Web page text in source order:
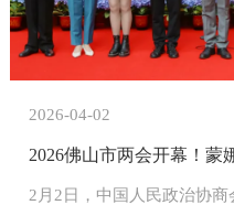
2026-04-02
2月2日，中国人民政治协